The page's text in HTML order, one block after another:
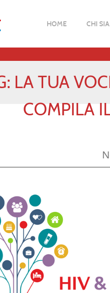
HOME CHI
LA TUA
COMPILA